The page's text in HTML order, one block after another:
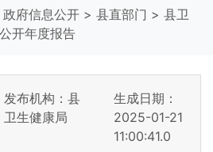
政府信息公开 > 县直部门 > 县卫
开年度报告
发布机构：县
卫生健康局
生成日期：
2025-01-21
11:00:41.0